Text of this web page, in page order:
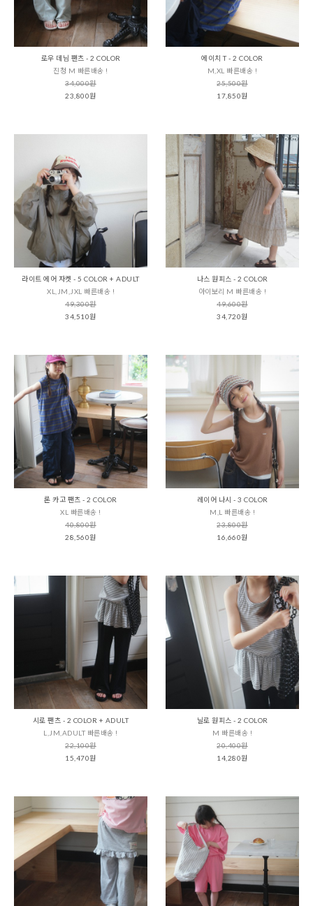
로우 데님 팬츠 - 2 COLOR
진청 M 빠른배송 !
34,000원
23,800원
에이치 T - 2 COLOR
M,XL 빠른배송 !
25,500원
17,850원
라이트 에어 자켓 - 5 COLOR + ADULT
XL,JM,JXL 빠른배송 !
49,300원
34,510원
나스 원피스 - 2 COLOR
아이보리 M 빠른배송 !
49,600원
34,720원
론 카고 팬츠 - 2 COLOR
XL 빠른배송 !
40,800원
28,560원
레이어 나시 - 3 COLOR
M,L 빠른배송 !
23,800원
16,660원
시로 팬츠 - 2 COLOR + ADULT
L,JM,ADULT 빠른배송 !
22,100원
15,470원
닐로 원피스 - 2 COLOR
M 빠른배송 !
20,400원
14,280원